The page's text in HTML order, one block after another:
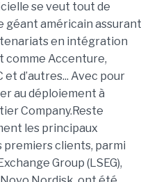
se veut tout de
géant américain assurant
en intégration
comme Accenture,
et d’autres... Avec pour
au déploiement à
Company.Reste
les principaux
premiers clients, parmi
Group (LSEG),